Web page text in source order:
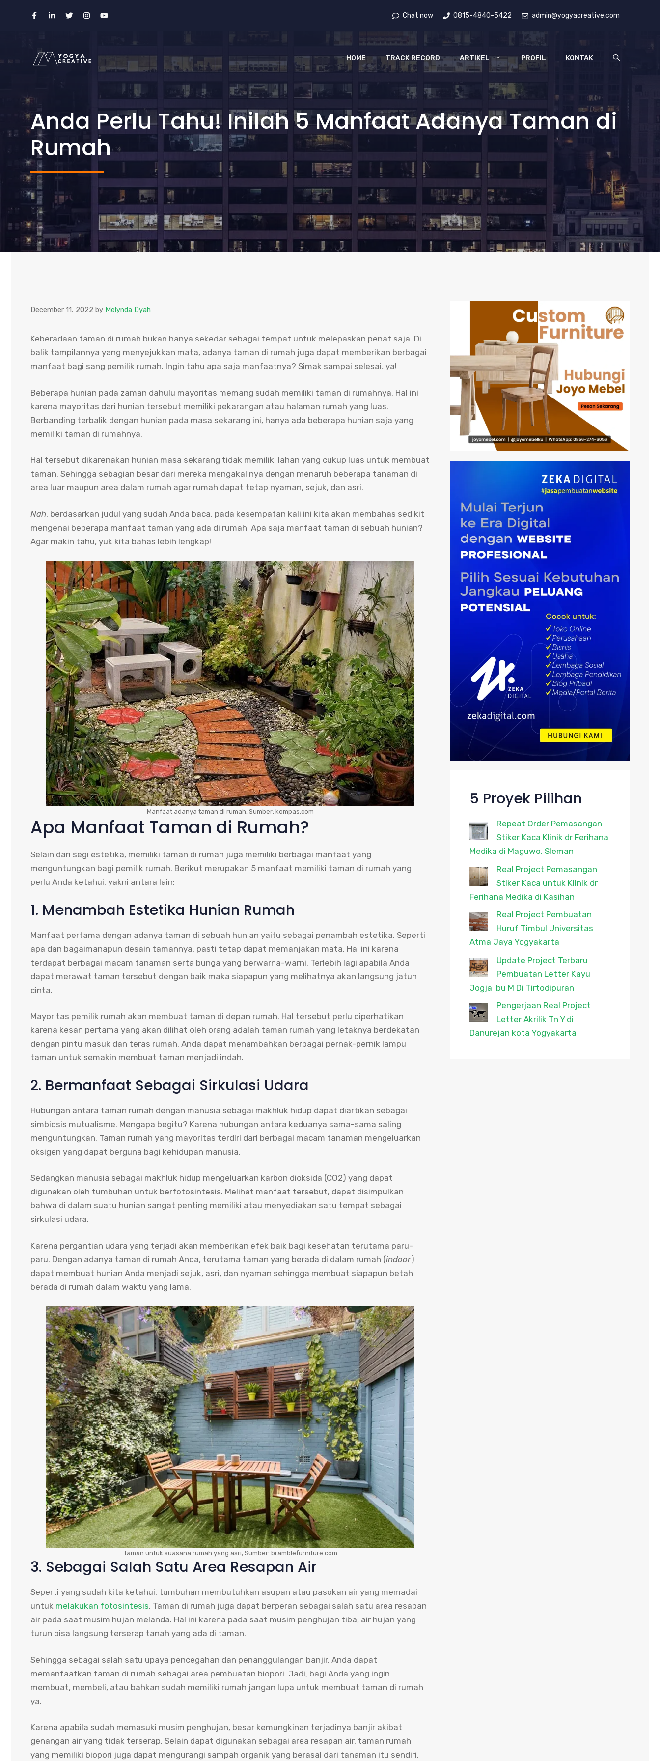
Chat now 0815-4840-5422 admin@yogyacreative.com
HOME TRACK RECORD ARTIKEL PROFIL KONTAK
Anda Perlu Tahu! Inilah 5 Manfaat Adanya Taman di
Rumah
December 11, 2022 by Melynda Dyah
Keberadaan taman di rumah bukan hanya sekedar sebagai tempat untuk melepaskan penat saja. Di
balik tampilannya yang menyejukkan mata, adanya taman di rumah juga dapat memberikan berbagai
manfaat bagi sang pemilik rumah. Ingin tahu apa saja manfaatnya? Simak sampai selesai, ya!
Beberapa hunian pada zaman dahulu mayoritas memang sudah memiliki taman di rumahnya. Hal ini
karena mayoritas dari hunian tersebut memiliki pekarangan atau halaman rumah yang luas.
Berbanding terbalik dengan hunian pada masa sekarang ini, hanya ada beberapa hunian saja yang
memiliki taman di rumahnya.
Hal tersebut dikarenakan hunian masa sekarang tidak memiliki lahan yang cukup luas untuk membuat
taman. Sehingga sebagian besar dari mereka mengakalinya dengan menaruh beberapa tanaman di
area luar maupun area dalam rumah agar rumah dapat tetap nyaman, sejuk, dan asri.
Nah, berdasarkan judul yang sudah Anda baca, pada kesempatan kali ini kita akan membahas sedikit
mengenai beberapa manfaat taman yang ada di rumah. Apa saja manfaat taman di sebuah hunian?
Agar makin tahu, yuk kita bahas lebih lengkap!
Manfaat adanya taman di rumah, Sumber: kompas.com
Apa Manfaat Taman di Rumah?
Selain dari segi estetika, memiliki taman di rumah juga memiliki berbagai manfaat yang
menguntungkan bagi pemilik rumah. Berikut merupakan 5 manfaat memiliki taman di rumah yang
perlu Anda ketahui, yakni antara lain:
1. Menambah Estetika Hunian Rumah
Manfaat pertama dengan adanya taman di sebuah hunian yaitu sebagai penambah estetika. Seperti
apa dan bagaimanapun desain tamannya, pasti tetap dapat memanjakan mata. Hal ini karena
terdapat berbagai macam tanaman serta bunga yang berwarna-warni. Terlebih lagi apabila Anda
dapat merawat taman tersebut dengan baik maka siapapun yang melihatnya akan langsung jatuh
cinta.
Mayoritas pemilik rumah akan membuat taman di depan rumah. Hal tersebut perlu diperhatikan
karena kesan pertama yang akan dilihat oleh orang adalah taman rumah yang letaknya berdekatan
dengan pintu masuk dan teras rumah. Anda dapat menambahkan berbagai pernak-pernik lampu
taman untuk semakin membuat taman menjadi indah.
2. Bermanfaat Sebagai Sirkulasi Udara
Hubungan antara taman rumah dengan manusia sebagai makhluk hidup dapat diartikan sebagai
simbiosis mutualisme. Mengapa begitu? Karena hubungan antara keduanya sama-sama saling
menguntungkan. Taman rumah yang mayoritas terdiri dari berbagai macam tanaman mengeluarkan
oksigen yang dapat berguna bagi kehidupan manusia.
Sedangkan manusia sebagai makhluk hidup mengeluarkan karbon dioksida (CO2) yang dapat
digunakan oleh tumbuhan untuk berfotosintesis. Melihat manfaat tersebut, dapat disimpulkan
bahwa di dalam suatu hunian sangat penting memiliki atau menyediakan satu tempat sebagai
sirkulasi udara.
Karena pergantian udara yang terjadi akan memberikan efek baik bagi kesehatan terutama paru-
paru. Dengan adanya taman di rumah Anda, terutama taman yang berada di dalam rumah (indoor)
dapat membuat hunian Anda menjadi sejuk, asri, dan nyaman sehingga membuat siapapun betah
berada di rumah dalam waktu yang lama.
Taman untuk suasana rumah yang asri, Sumber: bramblefurniture.com
3. Sebagai Salah Satu Area Resapan Air
Seperti yang sudah kita ketahui, tumbuhan membutuhkan asupan atau pasokan air yang memadai
untuk melakukan fotosintesis. Taman di rumah juga dapat berperan sebagai salah satu area resapan
air pada saat musim hujan melanda. Hal ini karena pada saat musim penghujan tiba, air hujan yang
turun bisa langsung terserap tanah yang ada di taman.
Sehingga sebagai salah satu upaya pencegahan dan penanggulangan banjir, Anda dapat
memanfaatkan taman di rumah sebagai area pembuatan biopori. Jadi, bagi Anda yang ingin
membuat, membeli, atau bahkan sudah memiliki rumah jangan lupa untuk membuat taman di rumah
ya.
Karena apabila sudah memasuki musim penghujan, besar kemungkinan terjadinya banjir akibat
genangan air yang tidak terserap. Selain dapat digunakan sebagai area resapan air, taman rumah
yang memiliki biopori juga dapat mengurangi sampah organik yang berasal dari tanaman itu sendiri.
5 Proyek Pilihan
Repeat Order Pemasangan
Stiker Kaca Klinik dr Ferihana
Medika di Maguwo, Sleman
Real Project Pemasangan
Stiker Kaca untuk Klinik dr
Ferihana Medika di Kasihan
Real Project Pembuatan
Huruf Timbul Universitas
Atma Jaya Yogyakarta
Update Project Terbaru
Pembuatan Letter Kayu
Jogja Ibu M Di Tirtodipuran
Pengerjaan Real Project
Letter Akrilik Tn Y di
Danurejan kota Yogyakarta